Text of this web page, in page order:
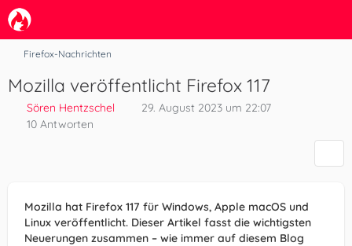
Firefox-Nachrichten
Mozilla veröffentlicht Firefox 117
Sören Hentzschel
29. August 2023 um 22:07
10 Antworten
Mozilla hat Firefox 117 für Windows, Apple macOS und
Linux veröffentlicht. Dieser Artikel fasst die wichtigsten
Neuerungen zusammen – wie immer auf diesem Blog